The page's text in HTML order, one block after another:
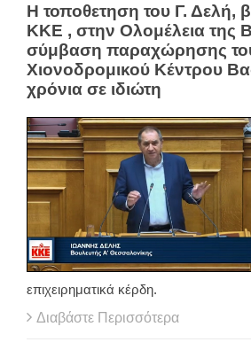
Η τοποθετηση του Γ. Δελή,
ΚΚΕ , στην Ολομέλεια της
σύμβαση παραχώρησης
Χιονοδρομικού Κέντρου
χρόνια σε ιδιώτη
επιχειρηματικά κέρδη.
Διαβάστε Περισσότερα